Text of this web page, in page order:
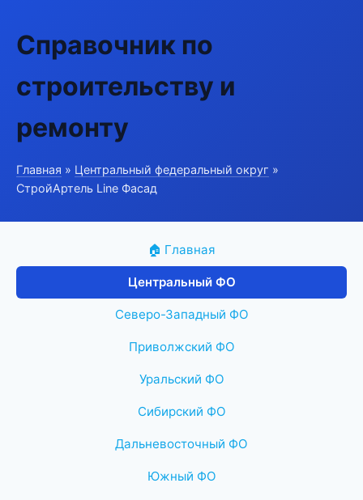
Справочник по
строительству и
ремонту
Главная » Центральный федеральный округ »
СтройАртель Line Фасад
🏠 Главная
Центральный ФО
Северо-Западный ФО
Приволжский ФО
Уральский ФО
Сибирский ФО
Дальневосточный ФО
Южный ФО